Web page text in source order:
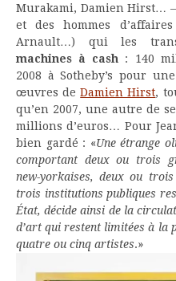
Murakami, Damien Hirst…
et des hommes
Arnault…) qui les
machines à cash : 140
2008 à Sotheby’s pour
œuvres deDamien Hirst,
qu’en 2007, une autre de
millions d’euros… Pour
bien gardé : «Une étrange
comportant deux ou trois
new-yorkaises, deux ou
trois institutions publiques
État, décide ainsi de la
d’art qui restent limitées à la
quatre ou cinq artistes.»